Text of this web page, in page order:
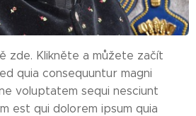
zde. Klikněte a můžete začít
quia consequuntur magni
voluptatem sequi nesciunt
est qui dolorem ipsum quia